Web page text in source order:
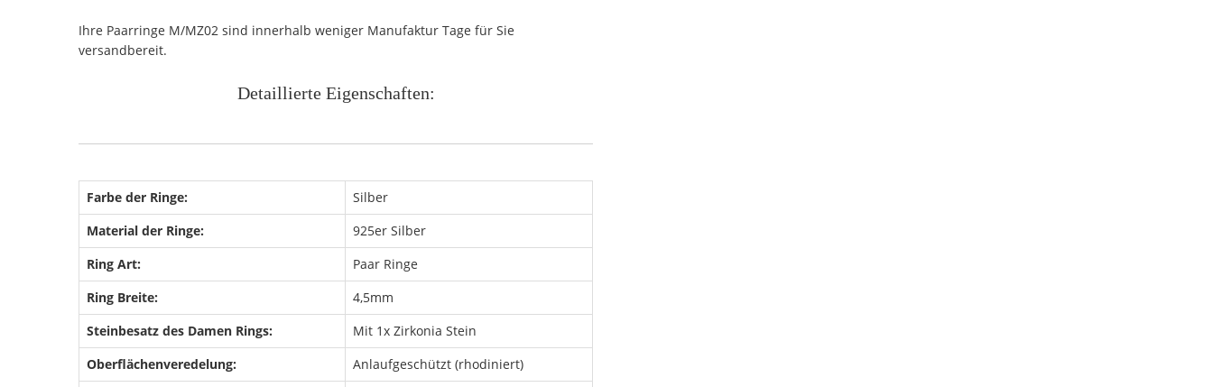
Ihre Paarringe M/MZ02 sind innerhalb weniger Manufaktur Tage für Sie
versandbereit.
Detaillierte Eigenschaften:
Farbe der Ringe:
Silber
Material der Ringe:
925er Silber
Ring Art:
Paar Ringe
Ring Breite:
4,5mm
Steinbesatz des Damen Rings:
Mit 1x Zirkonia Stein
Oberflächenveredelung:
Anlaufgeschützt (rhodiniert)